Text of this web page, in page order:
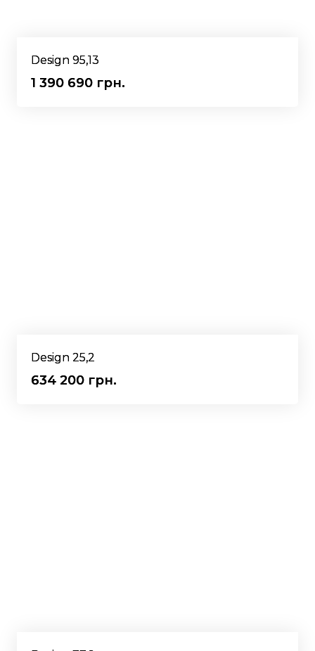
Design 95,13
1 390 690 грн.
Design 25,2
634 200 грн.